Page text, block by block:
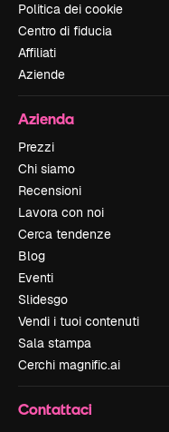
Politica dei cookie
Centro di fiducia
Affiliati
Aziende
Azienda
Prezzi
Chi siamo
Recensioni
Lavora con noi
Cerca tendenze
Blog
Eventi
Slidesgo
Vendi i tuoi contenuti
Sala stampa
Cerchi magnific.ai
Contattaci